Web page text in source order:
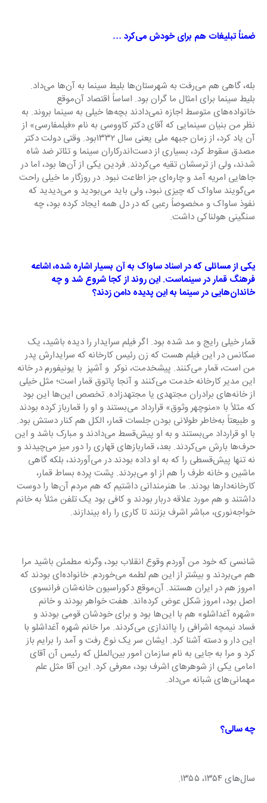
ضمناً تبلیغات هم برای خودش می‌کرد …
بله، گاهی هم می‌رفت به شهرستان‌ها بلیط سینما به آن‌ها می‌داد.
بلیط سینما برای امثال ما گران بود. اساساً اقتصاد آن‌موقع
خانواده‌های متوسط اجازه نمی‌دادند بچه‌ها خیلی به سینما بروند. به
نظر من بنیان سینمایی که آقای دکتر کاووسی به نام «فیلمفارسی» از
آن یاد کرد، از زمان جبهه ملی یعنی سال ۱۳۳۲بود. وقتی دولت دکتر
مصدق سقوط کرد، بسیاری از دست‌اندرکاران سینما و تئاتر ضد شاه
شدند، ولی از ترسشان تقیه می‌کردند. فردین یکی از آن‌ها بود، اما در
جاهایی امریه آمد و چاره‌ای جز اطاعت نبود. در روزگار ما خیلی راحت
می‌گویند ساواک که چیزی نبود، ولی باید می‌بودید و می‌دیدید که
نفوذ ساواک و مخصوصاً رعبی که در دل همه ایجاد کرده بود، چه
سنگینی هولناکی داشت.
یکی از مسائلی که در اسناد ساواک به آن بسیار اشاره شده، اشاعه
فرهنگ قمار در سینماست. این روند از کجا شروع شد و چه
خاندان‌هایی در سینما به این پدیده دامن ‌زدند؟
قمار خیلی رایج و مد شده بود. اگر فیلم سرایدار را دیده باشید، یک
سکانس در این فیلم هست که زن رئیس کارخانه که سرایدارش پدر
من است، قمار می‌کنند. پیشخدمت، نوکر  و آشپز  با یونیفورم در خانه
این مدیر کارخانه خدمت می‌کنند و آنجا پاتوق قمار است؛ مثل خیلی
از خانه‌های برادران مجتهدی یا مجتهدزاده. تخصص این‌ها این بود
که مثلاً با «منوچهر وثوق» قرارداد می‌بستند و او را قمارباز کرده بودند
و طبیعتاً به‌خاطر طولانی بودن جلسات قمار، الکل هم کنار دستش بود.
با او قرارداد می‌بستند و به او پیش‌قسط می‌دادند و مبارک باشد و این
حرف‌ها بارش می‌کردند. بعد، قماربازهای قهاری را دور میز می‌چیدند و
نه تنها پیش‌قسطی را که به او داده بودند در می‌آوردند، بلکه گاهی
ماشین و خانه طرف را هم از او می‌بردند. پشت پرده‌ بساط قمار،
کارخانه‌دارها بودند. ما هنرمندانی داشتیم که هم مردم آن‌ها را دوست
داشتند و هم مورد علاقه دربار بودند و کافی بود یک تلفن مثلاً به خانم
خواجه‌نوری، مباشر اشرف بزنند تا کاری را راه بیندازند.
شانسی که خود من آوردم وقوع انقلاب بود، وگرنه مطمئن باشید مرا
هم می‌بردند و بیشتر از این هم لطمه می‌خوردم. خانواده‌ای بودند که
امروز هم در ایران هستند. آن‌موقع دکوراسیون خانه‌شان فرانسوی
اصل بود، امروز شکل عوض کرده‌اند. هفت خواهر بودند و خانم
«شهره آغداشلو» هم با این‌ها بود و برای خودشان قومی بودند و
فساد نیمچه اشرافی را پااندازی می‌کردند. مرا خانم شهره آغداشلو با
این دار و دسته آشنا کرد. ایشان سر یک نوع رفت و آمد را برایم باز
کرد و مرا به جایی به نام سازمان امور بین‌الملل که رئیس آن آقای
امامی یکی از شوهرهای اشرف بود، معرفی کرد. این آقا مثل علم
مهمانی‌های شبانه می‌داد.
چه سالی؟
سال‌های ۱۳۵۴، ۱۳۵۵.